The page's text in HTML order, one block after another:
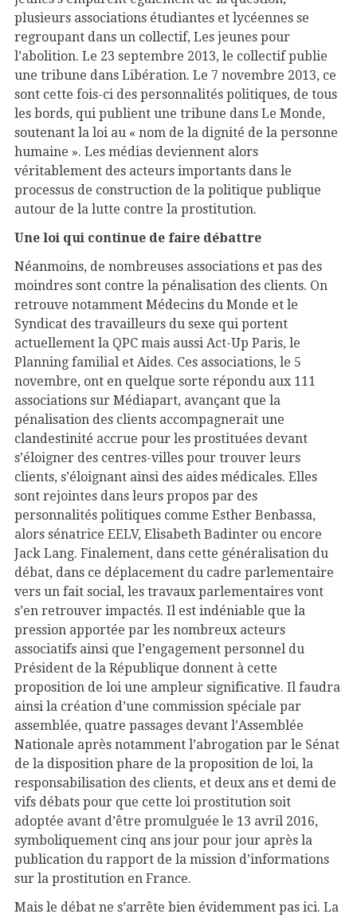
plusieurs associations étudiantes et lycéennes se
regroupant dans un collectif, Les jeunes pour
l’abolition. Le 23 septembre 2013, le collectif publie
une tribune dans Libération. Le 7 novembre 2013, ce
sont cette fois-ci des personnalités politiques, de tous
les bords, qui publient une tribune dans Le Monde,
soutenant la loi au « nom de la dignité de la personne
humaine ». Les médias deviennent alors
véritablement des acteurs importants dans le
processus de construction de la politique publique
autour de la lutte contre la prostitution.
Une loi qui continue de faire débattre
Néanmoins, de nombreuses associations et pas des
moindres sont contre la pénalisation des clients. On
retrouve notamment Médecins du Monde et le
Syndicat des travailleurs du sexe qui portent
actuellement la QPC mais aussi Act-Up Paris, le
Planning familial et Aides. Ces associations, le 5
novembre, ont en quelque sorte répondu aux 111
associations sur Médiapart, avançant que la
pénalisation des clients accompagnerait une
clandestinité accrue pour les prostituées devant
s’éloigner des centres-villes pour trouver leurs
clients, s’éloignant ainsi des aides médicales. Elles
sont rejointes dans leurs propos par des
personnalités politiques comme Esther Benbassa,
alors sénatrice EELV, Elisabeth Badinter ou encore
Jack Lang. Finalement, dans cette généralisation du
débat, dans ce déplacement du cadre parlementaire
vers un fait social, les travaux parlementaires vont
s’en retrouver impactés. Il est indéniable que la
pression apportée par les nombreux acteurs
associatifs ainsi que l’engagement personnel du
Président de la République donnent à cette
proposition de loi une ampleur significative. Il faudra
ainsi la création d’une commission spéciale par
assemblée, quatre passages devant l’Assemblée
Nationale après notamment l’abrogation par le Sénat
de la disposition phare de la proposition de loi, la
responsabilisation des clients, et deux ans et demi de
vifs débats pour que cette loi prostitution soit
adoptée avant d’être promulguée le 13 avril 2016,
symboliquement cinq ans jour pour jour après la
publication du rapport de la mission d’informations
sur la prostitution en France.
Mais le débat ne s’arrête bien évidemment pas ici. La